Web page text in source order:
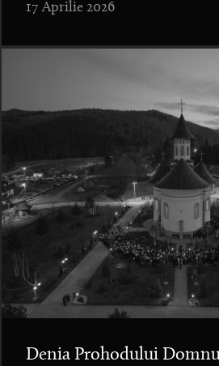
17 Aprilie 2026
Denia Prohodului